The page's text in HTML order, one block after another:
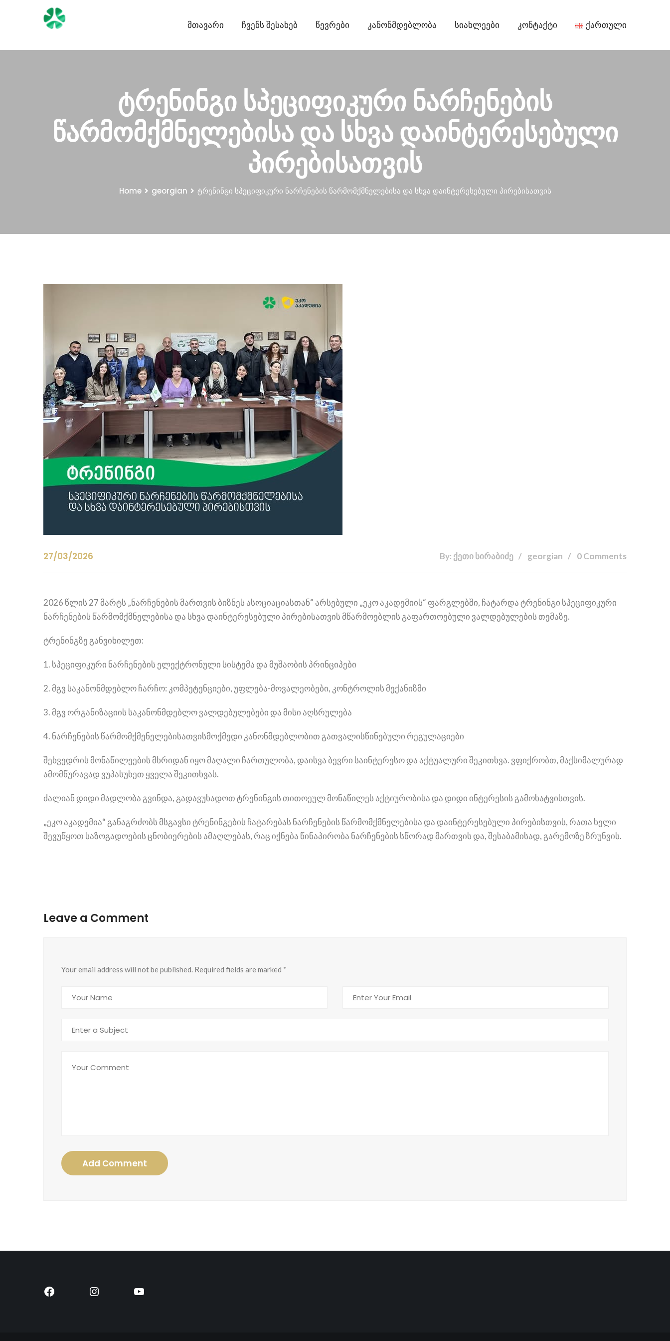
Მთავარი Ჩვენს Შესახებ Წევრები Კანონმდებლობა Სიახლეები Კონტაქტი Ქართული
ტრენინგი სპეციფიკური ნარჩენების
წარმომქმნელებისა და სხვა დაინტერესებული
პირებისათვის
Home georgian ტრენინგი სპეციფიკური ნარჩენების წარმომქმნელებისა და სხვა დაინტერესებული პირებისათვის
27/03/2026 By: ქეთი სირაბიძე georgian 0 Comments
2026 წლის 27 მარტს „ნარჩენების მართვის ბიზნეს ასოციაციასთან“ არსებული „ეკო აკადემიის“ ფარგლებში, ჩატარდა ტრენინგი სპეციფიკური
ნარჩენების წარმომქმნელებისა და სხვა დაინტერესებული პირებისათვის მწარმოებლის გაფართოებული ვალდებულების თემაზე.
ტრენინგზე განვიხილეთ:
1. სპეციფიკური ნარჩენების ელექტრონული სისტემა და მუშაობის პრინციპები
2. მგვ საკანონმდებლო ჩარჩო: კომპეტენციები, უფლება-მოვალეობები, კონტროლის მექანიზმი
3. მგვ ორგანიზაციის საკანონმდებლო ვალდებულებები და მისი აღსრულება
4. ნარჩენების წარმომქმენელებისათვისმოქმედი კანონმდებლობით გათვალისწინებული რეგულაციები
შეხვედრის მონაწილეების მხრიდან იყო მაღალი ჩართულობა, დაისვა ბევრი საინტერესო და აქტუალური შეკითხვა. ვფიქრობთ, მაქსიმალურად
ამომწურავად ვუპასუხეთ ყველა შეკითხვას.
ძალიან დიდი მადლობა გვინდა, გადავუხადოთ ტრენინგის თითოეულ მონაწილეს აქტიურობისა და დიდი ინტერესის გამოხატვისთვის.
„ეკო აკადემია“ განაგრძობს მსგავსი ტრენინგების ჩატარებას ნარჩენების წარმომქმნელებისა და დაინტერესებული პირებისთვის, რათა ხელი
შევუწყოთ საზოგადოების ცნობიერების ამაღლებას, რაც იქნება წინაპირობა ნარჩენების სწორად მართვის და, შესაბამისად, გარემოზე ზრუნვის.
Leave a Comment
Your email address will not be published. Required fields are marked *
Add Comment
Facebook Instagram YouTube